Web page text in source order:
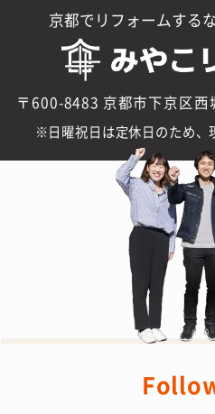
京都でリフォームする
〒600-8483 京都市下京区
日曜祝日は定休日のため